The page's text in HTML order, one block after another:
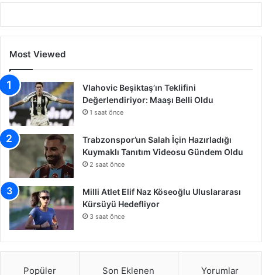
Most Viewed
Vlahovic Beşiktaş’ın Teklifini
Değerlendiriyor: Maaşı Belli Oldu
1 saat önce
Trabzonspor’un Salah İçin Hazırladığı
Kuymaklı Tanıtım Videosu Gündem Oldu
2 saat önce
Milli Atlet Elif Naz Köseoğlu Uluslararası
Kürsüyü Hedefliyor
3 saat önce
Popüler Son Eklenen Yorumlar